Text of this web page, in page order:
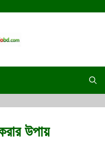
উপায়